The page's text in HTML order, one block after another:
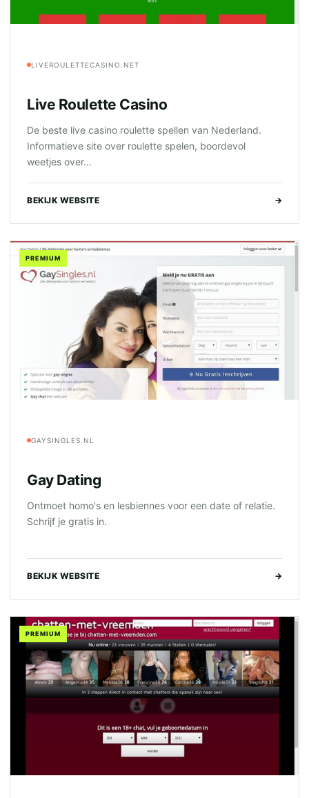
LIVEROULETTECASINO.NET
Live Roulette Casino
De beste live casino roulette spellen van Nederland.
Informatieve site over roulette spelen, boordevol
weetjes over...
BEKIJK WEBSITE →
PREMIUM
GAYSINGLES.NL
Gay Dating
Ontmoet homo's en lesbiennes voor een date of relatie.
Schrijf je gratis in.
BEKIJK WEBSITE →
PREMIUM